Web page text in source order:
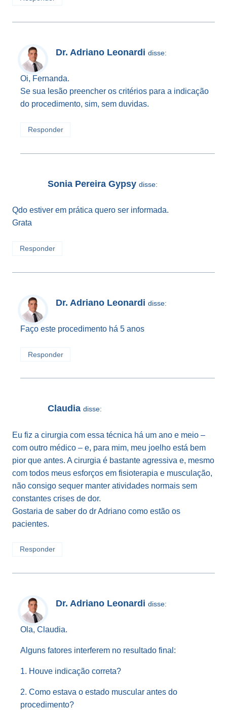
Dr. Adriano Leonardi disse:
Oi, Fernanda.
Se sua lesão preencher os critérios para a indicação
do procedimento, sim, sem duvidas.
Responder
Sonia Pereira Gypsy disse:
Qdo estiver em prática quero ser informada.
Grata
Responder
Dr. Adriano Leonardi disse:
Faço este procedimento há 5 anos
Responder
Claudia disse:
Eu fiz a cirurgia com essa técnica há um ano e meio –
com outro médico – e, para mim, meu joelho está bem
pior que antes. A cirurgia é bastante agressiva e, mesmo
com todos meus esforços em fisioterapia e musculação,
não consigo sequer manter atividades normais sem
constantes crises de dor.
Gostaria de saber do dr Adriano como estão os
pacientes.
Responder
Dr. Adriano Leonardi disse:
Ola, Claudia.
Alguns fatores interferem no resultado final:
1. Houve indicação correta?
2. Como estava o estado muscular antes do
procedimento?